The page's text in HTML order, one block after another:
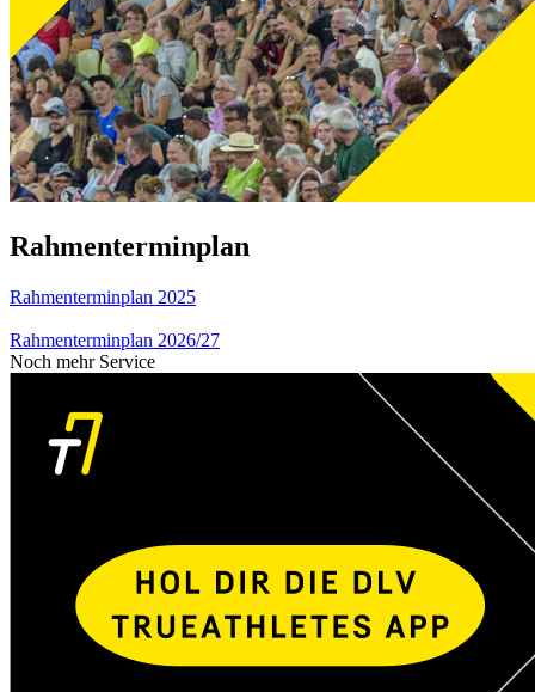
Rahmenterminplan
Rahmenterminplan 2025
Rahmenterminplan 2026/27
Noch mehr Service